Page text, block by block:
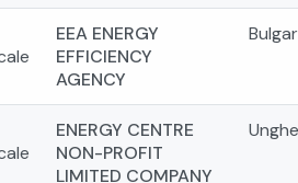
EEA ENERGY
EFFICIENCY
AGENCY
ENERGY CENTRE
NON-PROFIT
LIMITED COMPANY